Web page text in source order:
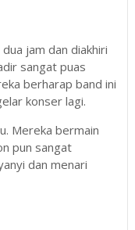
jam dan diakhiri
sangat puas
berharap band ini
konser lagi.
Mereka bermain
pun sangat
dan menari